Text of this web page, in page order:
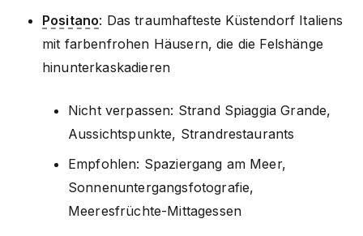
Positano: Das traumhafteste Küstendorf Italiens
mit farbenfrohen Häusern, die die Felshänge
hinunterkaskadieren
Nicht verpassen: Strand Spiaggia Grande,
Aussichtspunkte, Strandrestaurants
Empfohlen: Spaziergang am Meer,
Sonnenuntergangsfotografie,
Meeresfrüchte-Mittagessen